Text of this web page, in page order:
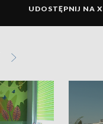
UDOSTĘPNIJ NA X